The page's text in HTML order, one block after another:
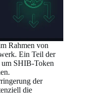
Rahmen von
Ein Teil der
um SHIB-Token
der
die